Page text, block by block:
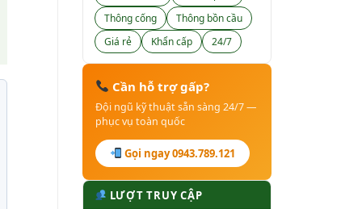
Thông cống
Thông bồn cầu
Giá rẻ
Khẩn cấp 24/7
Cần hỗ trợ gấp?
Đội ngũ kỹ thuật sẵn sàng 24/7 —
phục vụ toàn quốc
Gọi ngay 0943.789.121
LƯỢT TRUY CẬP